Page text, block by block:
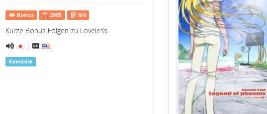
Bonus 2005 6/6
Kurze Bonus Folgen zu Loveless.
|
Komödie